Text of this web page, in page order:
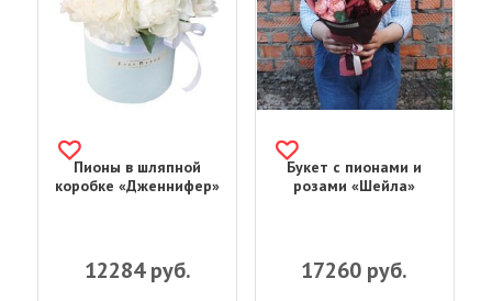
Пионы в шляпной
коробке «Дженнифер»
12284руб.
Букет с пионами и
розами «Шейла»
17260 руб.